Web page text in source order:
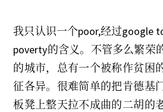
p
r
l
2
0
2
3
我只认识一个poor,经过google
poverty的含义。不管多么繁荣
的城市，总有一个被称作贫困
征各异。很难简单的把肯德基
板凳上整天拉不成曲的二胡的